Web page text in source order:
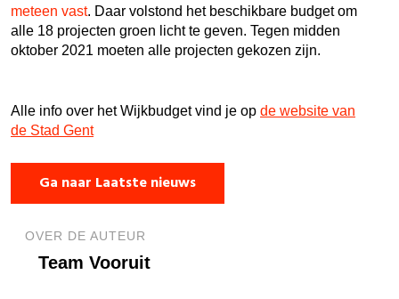
meteen vast. Daar volstond het beschikbare budget om
alle 18 projecten groen licht te geven. Tegen midden
oktober 2021 moeten alle projecten gekozen zijn.
Alle info over het Wijkbudget vind je op de website van
de Stad Gent
Ga naar Laatste nieuws
OVER DE AUTEUR
Team Vooruit